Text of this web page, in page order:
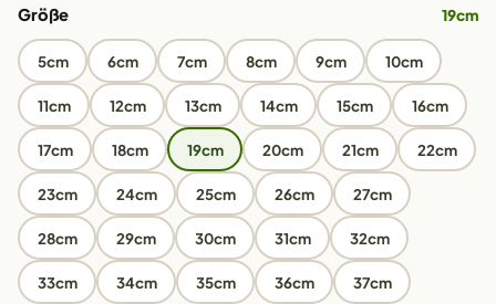
Größe 19cm
5cm 6cm 7cm 8cm 9cm 10cm
11cm 12cm 13cm 14cm 15cm 16cm
17cm 18cm 19cm 20cm 21cm 22cm
23cm 24cm 25cm 26cm 27cm
28cm 29cm 30cm 31cm 32cm
33cm 34cm 35cm 36cm 37cm